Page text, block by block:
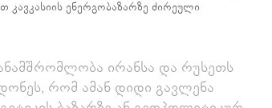
კავკასიის ენერგობაზარზე ძირეული
ირანსა და რუსეთს
რომ ამან დიდი გავლენა